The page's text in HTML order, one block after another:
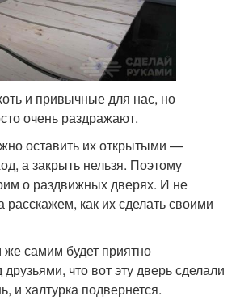
и привычные для нас, но
очень раздражают.
оставить их открытыми —
а закрыть нельзя. Поэтому
о раздвижных дверях. И не
расскажем, как их сделать своими
же самим будет приятно
что вот эту дверь сделали
и халтурка подвернется.